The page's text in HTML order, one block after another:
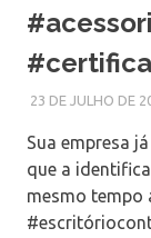
23 DE JULHO DE
Sua empresa
que a
mesmo tempo